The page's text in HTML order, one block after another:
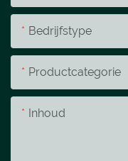
Bedrijfstype
Productcategorie
Inhoud